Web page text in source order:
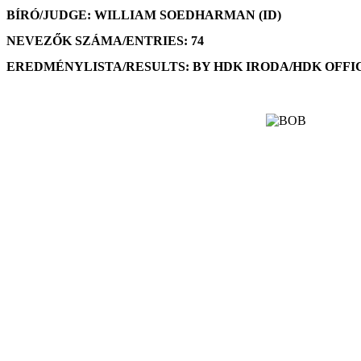
BÍRÓ/JUDGE: WILLIAM SOEDHARMAN (ID)
NEVEZŐK SZÁMA/ENTRIES: 74
EREDMÉNYLISTA/RESULTS: BY HDK IRODA/HDK